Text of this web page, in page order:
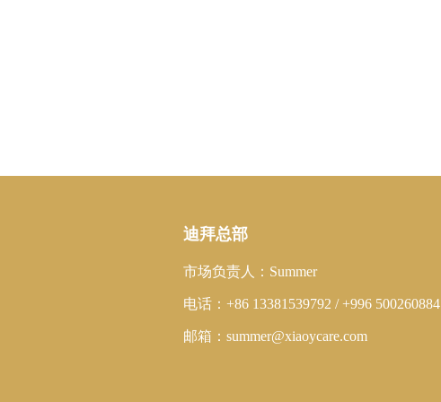
迪拜总部
市场负责人：Summer
电话：+86 13381539792 / +996 500260884
邮箱：summer@xiaoycare.com